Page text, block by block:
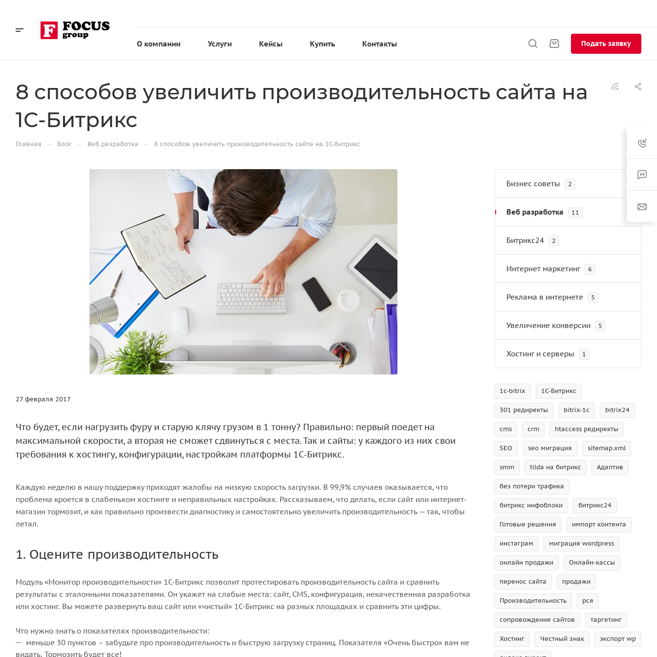
О компании Услуги Кейсы Купить Контакты Подать заявку
8 способов увеличить производительность сайта на
1С-Битрикс
Главная — Блог — Веб разработка — 8 способов увеличить производительность сайта на 1С-Битрикс
27 февраля 2017
Что будет, если нагрузить фуру и старую клячу грузом в 1 тонну? Правильно: первый поедет на
максимальной скорости, а вторая не сможет сдвинуться с места. Так и сайты: у каждого из них свои
требования к хостингу, конфигурации, настройкам платформы 1С-Битрикс.
Каждую неделю в нашу поддержку приходят жалобы на низкую скорость загрузки. В 99,9% случаев оказывается, что
проблема кроется в слабеньком хостинге и неправильных настройках. Рассказываем, что делать, если сайт или интернет-
магазин тормозит, и как правильно произвести диагностику и самостоятельно увеличить производительность — так, чтобы
летал.
1. Оцените производительность
Модуль «Монитор производительности» 1С-Битрикс позволит протестировать производительность сайта и сравнить
результаты с эталонными показателями. Он укажет на слабые места: сайт, CMS, конфигурация, некачественная разработка
или хостинг. Вы можете развернуть ваш сайт или «чистый» 1С-Битрикс на разных площадках и сравнить эти цифры.
Что нужно знать о показателях производительности:
меньше 30 пунктов – забудьте про производительность и быструю загрузку страниц. Показателя «Очень быстро» вам не
видать. Тормозить будет все!
Бизнес советы 2
Веб разработка 11
Битрикс24 2
Интернет маркетинг 6
Реклама в интернете 5
Увеличение конверсии 5
Хостинг и серверы 1
1c-bitrix 1С-Битрикс
301 редиректы bitrix-1c bitrix24
cms crm htaccess редиректы
SEO seo миграция sitemap.xml
smm tilda на битрикс Адаптив
без потери трафика
битрикс инфоблоки битрикс24
Готовые решения импорт контента
инстаграм миграция wordpress
онлайн продажи Онлайн-кассы
перенос сайта продажи
Производительность рся
сопровождение сайтов таргетинг
Хостинг Честный знак экспорт wp